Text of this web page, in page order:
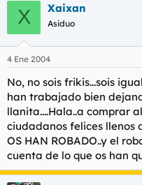
X Xaixan
Asiduo
4 Ene 2004
No, no sois frikis...sois
han trabajado bien
llanita....Hala..a comprar
ciudadanos felices llenos
OS HAN ROBADO..y el
cuenta de lo que os han